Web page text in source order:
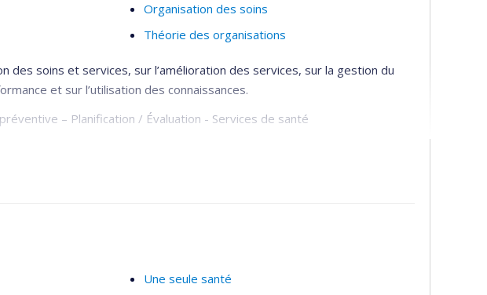
Organisation des soins
Théorie des organisations
des soins et services, sur l’amélioration des services, sur la gestion du
et sur l’utilisation des connaissances.
– Planification / Évaluation - Services de santé
Une seule santé